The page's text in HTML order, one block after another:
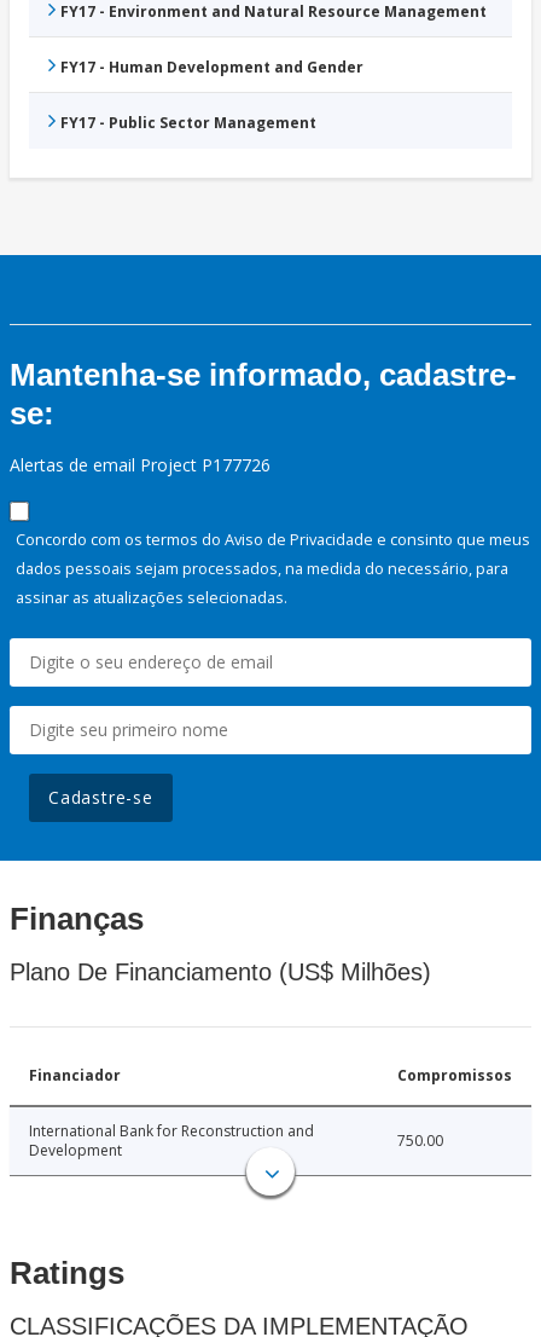
FY17 - Environment and Natural Resource Management
FY17 - Human Development and Gender
FY17 - Public Sector Management
Mantenha-se informado, cadastre-
se:
Alertas de email Project P177726
Concordo com os termos do Aviso de Privacidade e consinto que meus
dados pessoais sejam processados, na medida do necessário, para
assinar as atualizações selecionadas.
Cadastre-se
Finanças
Plano De Financiamento (US$ Milhões)
Financiador Compromissos
International Bank for Reconstruction and
Development
750.00
Ratings
CLASSIFICAÇÕES DA IMPLEMENTAÇÃO